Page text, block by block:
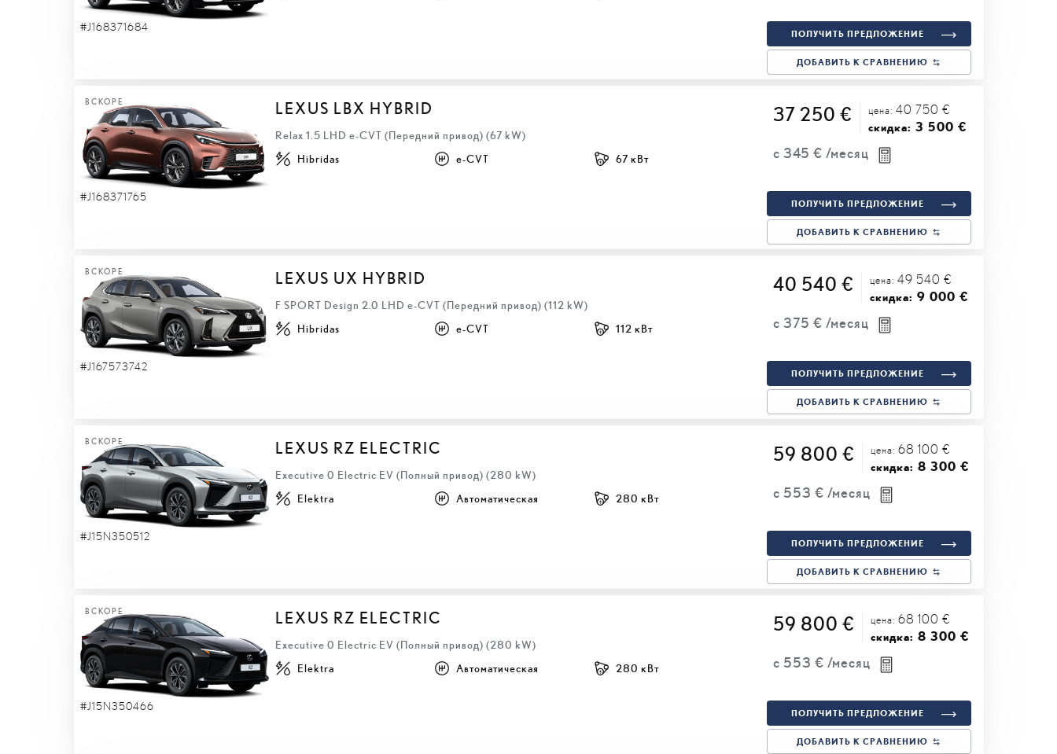
#J168371684 ПОЛУЧИТЬ ПРЕДЛОЖЕНИЕ
ДОБАВИТЬ К СРАВНЕНИЮ
ВСКОРЕ
#J168371765
LEXUS LBX HYBRID
Relax 1.5 LHD e-CVT (Передний привод) (67 kW)
37 250 € цена: 40 750 €
скидка: 3 500 €
с 345 € /месяц
Hibridas e-CVT 67 кВт
ПОЛУЧИТЬ ПРЕДЛОЖЕНИЕ
ДОБАВИТЬ К СРАВНЕНИЮ
ВСКОРЕ
#J167573742
LEXUS UX HYBRID
F SPORT Design 2.0 LHD e-CVT (Передний привод) (112 kW)
40 540 € цена: 49 540 €
скидка: 9 000 €
с 375 € /месяц
Hibridas e-CVT 112 кВт
ПОЛУЧИТЬ ПРЕДЛОЖЕНИЕ
ДОБАВИТЬ К СРАВНЕНИЮ
ВСКОРЕ
#J15N350512
LEXUS RZ ELECTRIC
Executive 0 Electric EV (Полный привод) (280 kW)
59 800 € цена: 68 100 €
скидка: 8 300 €
с 553 € /месяц
Elektra Автоматическая 280 кВт
ПОЛУЧИТЬ ПРЕДЛОЖЕНИЕ
ДОБАВИТЬ К СРАВНЕНИЮ
ВСКОРЕ
#J15N350466
LEXUS RZ ELECTRIC
Executive 0 Electric EV (Полный привод) (280 kW)
59 800 € цена: 68 100 €
скидка: 8 300 €
с 553 € /месяц
Elektra Автоматическая 280 кВт
ПОЛУЧИТЬ ПРЕДЛОЖЕНИЕ
ДОБАВИТЬ К СРАВНЕНИЮ